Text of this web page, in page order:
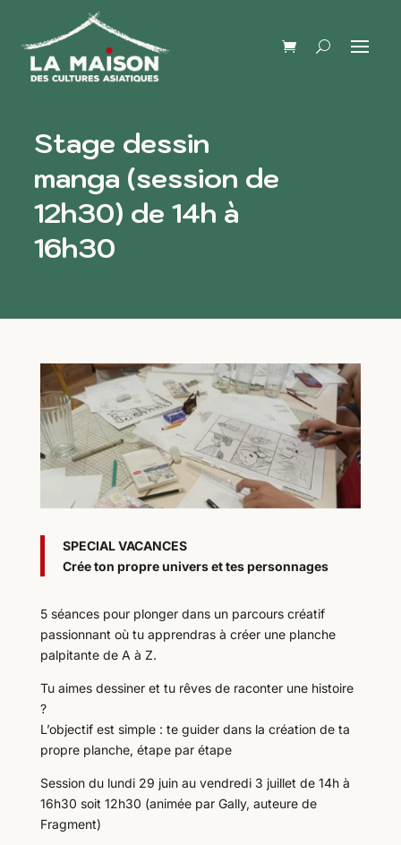
Stage dessin
manga (session de
12h30) de 14h à
16h30
SPECIAL VACANCES
Crée ton propre univers et tes personnages
5 séances pour plonger dans un parcours créatif
passionnant où tu apprendras à créer une planche
palpitante de A à Z.
Tu aimes dessiner et tu rêves de raconter une histoire
?
L’objectif est simple : te guider dans la création de ta
propre planche, étape par étape
Session du lundi 29 juin au vendredi 3 juillet de 14h à
16h30 soit 12h30 (animée par Gally, auteure de
Fragment)